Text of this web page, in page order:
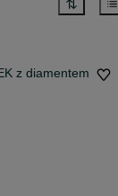
z diamentem